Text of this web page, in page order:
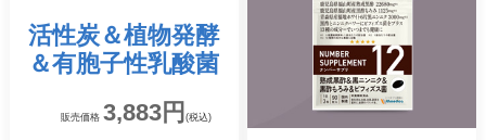
活性炭＆植物発酵
＆有胞子性乳酸菌
販売価格 3,883円 (税込)